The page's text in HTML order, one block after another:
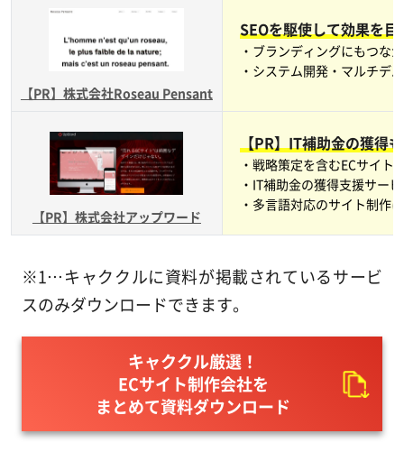
【PR】株式会社Roseau Pensant
SEOを駆使して効果を
・ブランディングにもつな
・システム開発・マルチデ
【PR】株式会社アップワード
【PR】IT補助金の獲得
・戦略策定を含むECサイ
・IT補助金の獲得支援サー
・多言語対応のサイト制作
※1…キャククルに資料が掲載されているサービ
スのみダウンロードできます。
キャククル厳選！
ECサイト制作会社を
まとめて資料ダウンロード